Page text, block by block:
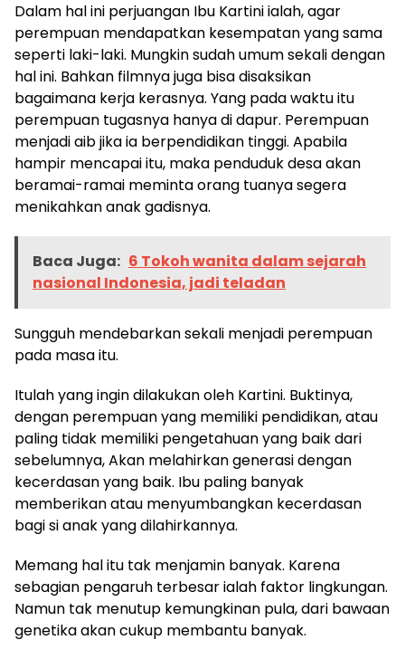
Dalam hal ini perjuangan Ibu Kartini ialah, agar
perempuan mendapatkan kesempatan yang sama
seperti laki-laki. Mungkin sudah umum sekali dengan
hal ini. Bahkan filmnya juga bisa disaksikan
bagaimana kerja kerasnya. Yang pada waktu itu
perempuan tugasnya hanya di dapur. Perempuan
menjadi aib jika ia berpendidikan tinggi. Apabila
hampir mencapai itu, maka penduduk desa akan
beramai-ramai meminta orang tuanya segera
menikahkan anak gadisnya.
Baca Juga: 6 Tokoh wanita dalam sejarah
nasional Indonesia, jadi teladan
Sungguh mendebarkan sekali menjadi perempuan
pada masa itu.
Itulah yang ingin dilakukan oleh Kartini. Buktinya,
dengan perempuan yang memiliki pendidikan, atau
paling tidak memiliki pengetahuan yang baik dari
sebelumnya, Akan melahirkan generasi dengan
kecerdasan yang baik. Ibu paling banyak
memberikan atau menyumbangkan kecerdasan
bagi si anak yang dilahirkannya.
Memang hal itu tak menjamin banyak. Karena
sebagian pengaruh terbesar ialah faktor lingkungan.
Namun tak menutup kemungkinan pula, dari bawaan
genetika akan cukup membantu banyak.